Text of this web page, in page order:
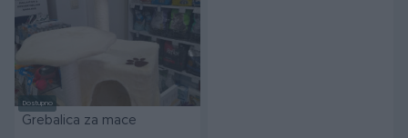
Dostupno
Grebalica za mace